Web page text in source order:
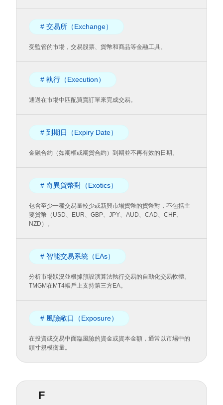
# 交易所（Exchange）
受監管的市場，交易股票、貨幣和商品等金融工具。
# 執行（Execution）
通過在市場中匹配買賣訂單來完成交易。
# 到期日（Expiry Date）
金融合約（如期權或期貨合約）到期並不再有效的日期。
# 奇異貨幣對（Exotics）
包含至少一種交易量較少或新興市場貨幣的貨幣對，不包括主
要貨幣（USD、EUR、GBP、JPY、AUD、CAD、CHF、
NZD）。
# 智能交易系統（EAs）
分析市場狀況並根據預設演算法執行交易的自動化交易軟體。
TMGM在MT4帳戶上支持第三方EA。
# 風險敞口（Exposure）
在投資或交易中面臨風險的資金或資本金額，通常以市場中的
頭寸規模衡量。
F